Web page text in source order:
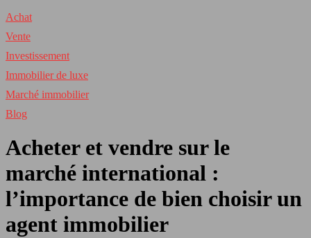
Achat
Vente
Investissement
Immobilier de luxe
Marché immobilier
Blog
Acheter et vendre sur le
marché international :
l’importance de bien choisir un
agent immobilier